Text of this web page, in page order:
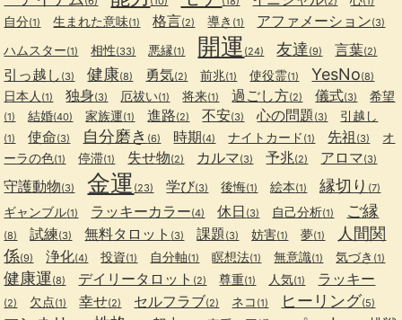
自分(1) 生まれた意味(1) 格言(2) 導き (1) アファメーション(3)
ハムスター(1) 相性(33) 悪縁(1) 開運 (24) 友達 (9) 言葉(2)
引っ越し (3) 健康(8) 勇気(2) 前兆(1) 使役霊(1) YesNo(8)
日本人 (1) 独身(3) 厄祓い(1) 将来(1) 過ごし方(2) 儀式(3) 希望
(1) 結婚(40) 家族運(1) 進路(2) 不安(3) 心の問題 (3) 引越し
(1) 使命(3) 自分磨き (6) 時期(4) ナイトカード (1) 先祖 (3)
オ
ーラの色(1) 停滞(1) 失せ物(2) カルマ(3) 予兆(2) アロマ(3)
守護動物(3) 金運 (23) 学び(3) 後悔(1) 絵本(1) 縁切り (7)
ギャンブル(1) ラッキーカラー(4) 休日 (3) 自己分析(1) ご縁
(8) 試練(3) 無料タロット (3) 課題 (3) 妨害(1) 夢(1)
人間関
係(9) 浄化(4) 投資(1) 自分軸(1) 瞑想法(1) 無意識(1) 気づき (1)
健康運(8) デイリータロット (2) 尊重(1) 人気(1) ラッキー
(2) 欠点(1) 幸せ(2) セルフラブ(2) ネコ (1) ヒーリング(5)